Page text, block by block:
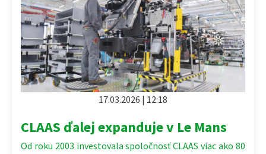
17.03.2026 | 12:18
CLAAS ďalej expanduje v Le Mans
Od roku 2003 investovala spoločnosť CLAAS viac ako 80